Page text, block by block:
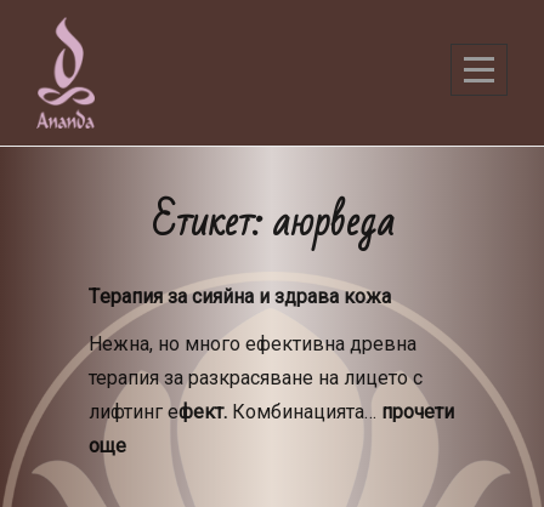
content
Етикет:аюрведа
Tерапия за сияйна и здрава кожа
Нежна, но много ефективна древна
терапия за разкрасяване на лицето с
лифтинг ефект.Комбинацията… прочети
още